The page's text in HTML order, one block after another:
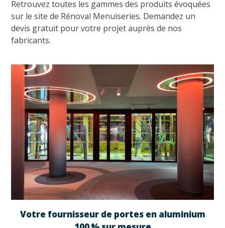
Votre fournisseur de portes en aluminium
Retrouvez toutes les gammes des produits évoquées
sur le site de Rénoval Menuiseries. Demandez un
devis gratuit pour votre projet auprès de nos
fabricants.